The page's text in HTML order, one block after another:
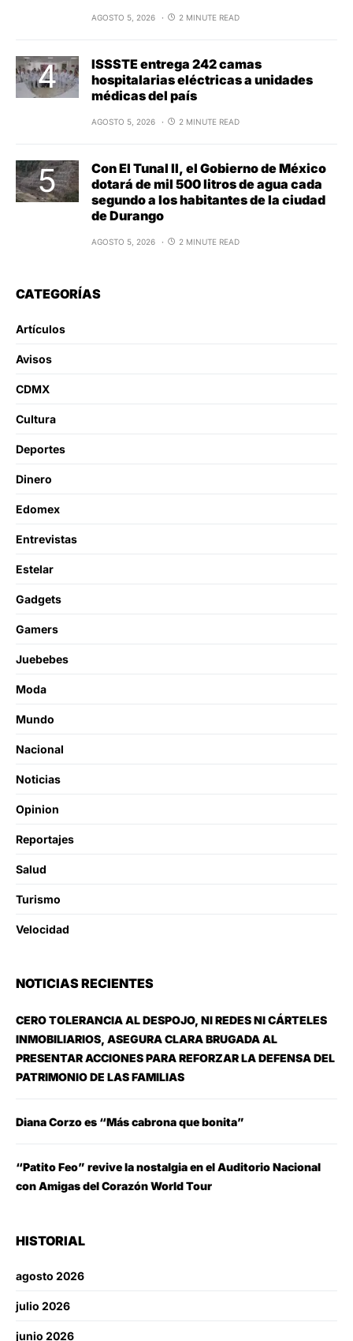
AGOSTO 5, 2026 2 MINUTE READ
ISSSTE entrega 242 camas
hospitalarias eléctricas a unidades
médicas del país
AGOSTO 5, 2026 2 MINUTE READ
Con El Tunal II, el Gobierno de México
dotará de mil 500 litros de agua cada
segundo a los habitantes de la ciudad
de Durango
AGOSTO 5, 2026 2 MINUTE READ
CATEGORÍAS
Artículos
Avisos
CDMX
Cultura
Deportes
Dinero
Edomex
Entrevistas
Estelar
Gadgets
Gamers
Juebebes
Moda
Mundo
Nacional
Noticias
Opinion
Reportajes
Salud
Turismo
Velocidad
NOTICIAS RECIENTES
CERO TOLERANCIA AL DESPOJO, NI REDES NI CÁRTELES
INMOBILIARIOS, ASEGURA CLARA BRUGADA AL
PRESENTAR ACCIONES PARA REFORZAR LA DEFENSA DEL
PATRIMONIO DE LAS FAMILIAS
Diana Corzo es “Más cabrona que bonita”
“Patito Feo” revive la nostalgia en el Auditorio Nacional
con Amigas del Corazón World Tour
HISTORIAL
agosto 2026
julio 2026
junio 2026